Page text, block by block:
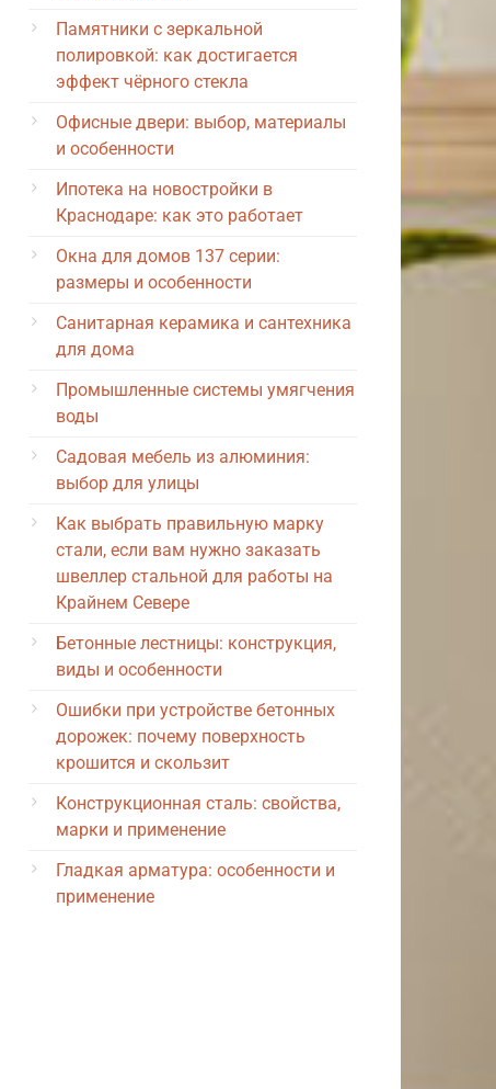
Памятники с зеркальной
полировкой: как достигается
эффект чёрного стекла
Офисные двери: выбор, материалы
и особенности
Ипотека на новостройки в
Краснодаре: как это работает
Окна для домов 137 серии:
размеры и особенности
Санитарная керамика и сантехника
для дома
Промышленные системы умягчения
воды
Садовая мебель из алюминия:
выбор для улицы
Как выбрать правильную марку
стали, если вам нужно заказать
швеллер стальной для работы на
Крайнем Севере
Бетонные лестницы: конструкция,
виды и особенности
Ошибки при устройстве бетонных
дорожек: почему поверхность
крошится и скользит
Конструкционная сталь: свойства,
марки и применение
Гладкая арматура: особенности и
применение